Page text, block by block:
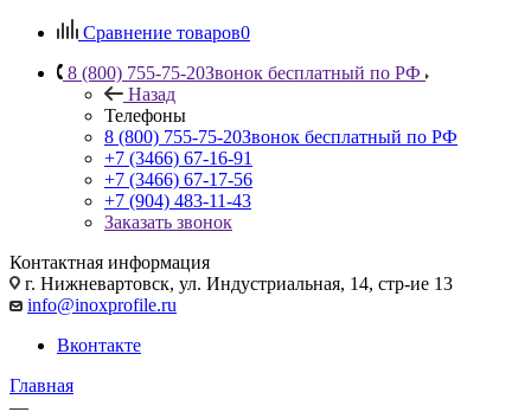
Сравнение товаров0
8 (800) 755-75-20Звонок бесплатный по РФ
Назад
Телефоны
8 (800) 755-75-20Звонок бесплатный по РФ
+7 (3466) 67-16-91
+7 (3466) 67-17-56
+7 (904) 483-11-43
Заказать звонок
Контактная информация
г. Нижневартовск, ул. Индустриальная, 14, стр-ие 13
info@inoxprofile.ru
Вконтакте
Главная
—